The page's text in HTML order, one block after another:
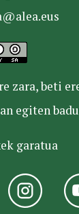
beti
egiten
garatua